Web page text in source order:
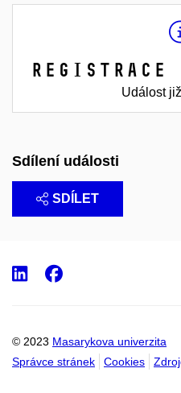
Registrace
Událost
Sdílení události
SDÍLET
© 2023 Masarykova univerzita
Správce stránek
Cookies
LinkedIn
Facebook